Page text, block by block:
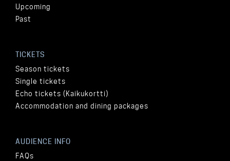
Upcoming
Past
TICKETS
Season tickets
Single tickets
Echo tickets (Kaikukortti)
Accommodation and dining packages
AUDIENCE INFO
FAQs